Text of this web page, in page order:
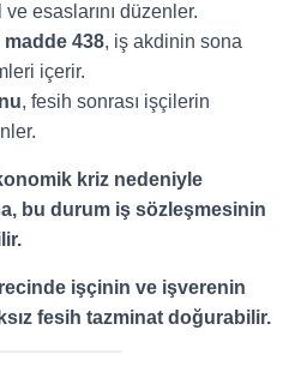
esaslarını düzenler.
438, iş akdinin sona
içerir.
, fesih sonrası işçilerin
kriz nedeniyle
bu durum iş sözleşmesinin
işçinin ve işverenin
fesih tazminat doğurabilir.